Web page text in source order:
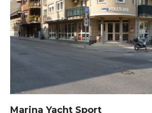
Marina Yacht Sport